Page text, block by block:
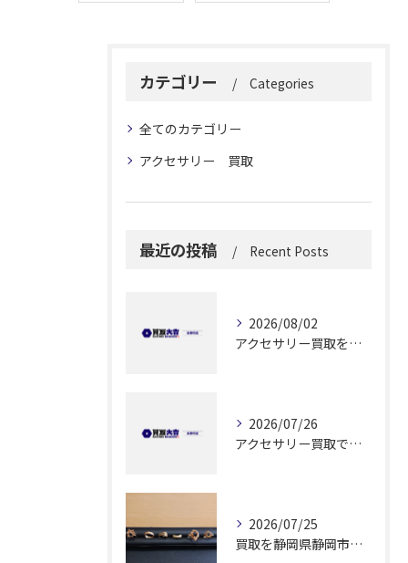
カテゴリー Categories
全てのカテゴリー
アクセサリー 買取
最近の投稿 Recent Posts
2026/08/02
アクセサリー買取を実施する前に知っておきたい高価売却と安全な手続きのポイント
2026/07/26
アクセサリー買取で納得できる解答を静岡県静岡市で見つけるためのポイント
2026/07/25
買取を静岡県静岡市でリング高価買取と査定無料で納得できる方法ガイド